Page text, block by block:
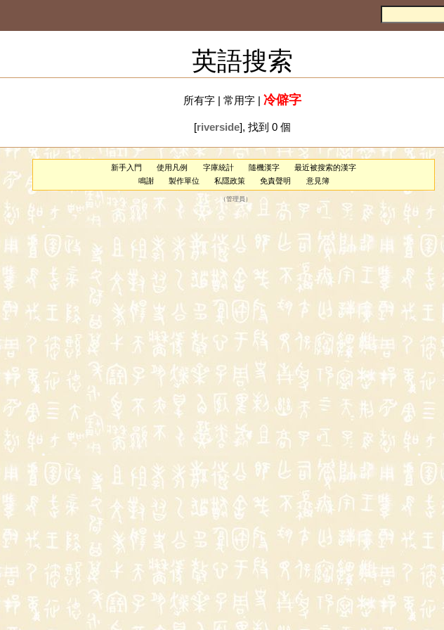
英語搜索
所有字| 常用字| 冷僻字
[riverside], 找到 0 個
新手入門 使用凡例 字庫統計 隨機漢字
最近被搜索的漢字
鳴謝
製作單位 私隱政策 免責聲明 意見簿
（管理員 ）